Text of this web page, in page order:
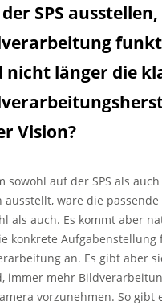
SPS
nicht länger die
Vision?
sowohl auf der SPS als
ausstellt, wäre die
als auch. Es kommt aber
konkrete Aufgabenstellung
an. Es gibt aber
immer mehr
vorzunehmen. So gibt